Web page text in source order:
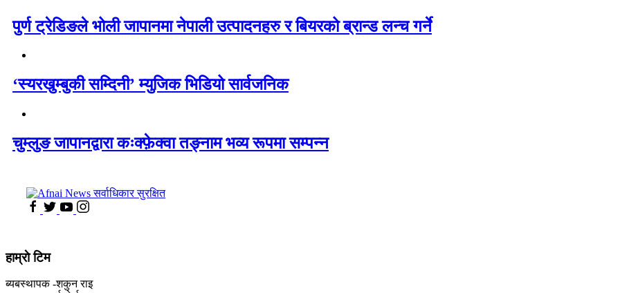
पुर्ण ट्रेडिङले भोली जापानमा नेपाली उत्पादनहरु र बियरको ब्रान्ड लन्च गर्ने
‘स्यरखुम्बुकी सम्दिनी’ म्युजिक भिडियो सार्वजनिक
चुम्लुङ जापानद्वारा कःक्फ़ेक्वा तङ्नाम भव्य रूपमा सम्पन्न
हाम्राे टिम
ब्यबस्थापक -शकुन राइ